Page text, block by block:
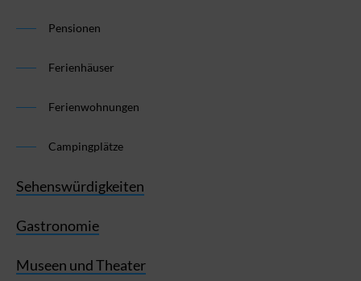
Pensionen
Ferienhäuser
Ferienwohnungen
Campingplätze
Sehenswürdigkeiten
Gastronomie
Museen und Theater